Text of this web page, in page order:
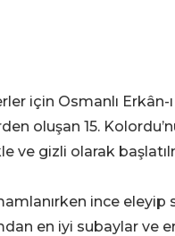
için Osmanlı
oluşan 15.
ve gizli olarak
ince eleyip
en iyi subaylar ve